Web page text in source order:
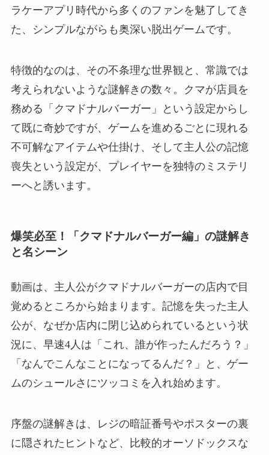
ラケーアプリ時代から多くのファンを魅了してき
た、シンプルながらも奥深い脱出ゲームです。
特徴的なのは、その不条理な世界観と、常識では
考えられないような謎解きの数々。クマが店員を
務める「クマドナルバーガー」という設定からし
て既に奇妙ですが、ゲームを進めるごとに現れる
不可解なアイテムや仕掛け、そして主人公の記憶
喪失という設定が、プレイヤーを独特のミステリ
ーへと誘います。
爆笑必至！「クマドナルバーガー編」の謎解き
と名シーン
動画は、主人公がクマドナルバーガーの店内で目
覚めるところから始まります。記憶を失った主人
公が、なぜか店内に閉じ込められているという状
況に、早速4人は「これ、誰が作ったんだろう？」
「なんでこんなことになってるんだ？」と、ゲー
ムのシュールさにツッコミを入れ始めます。
序盤の謎解きは、レジの暗証番号やポスターの裏
に隠されたヒントなど、比較的オーソドックスな